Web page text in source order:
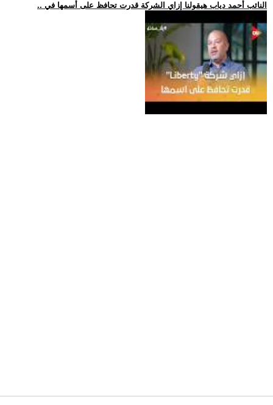
.. النائب أحمد دياب هيقولنا إزاي الشركة قدرت تحافظ على أسمها في